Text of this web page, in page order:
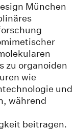
München
zu organoiden
wie
und
während
beitragen.